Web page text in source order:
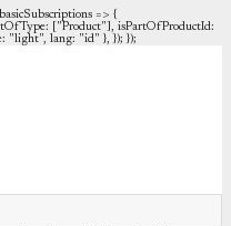
=> {
["Product"], isPartOfProductId:
"light", lang: "id" }, }); });